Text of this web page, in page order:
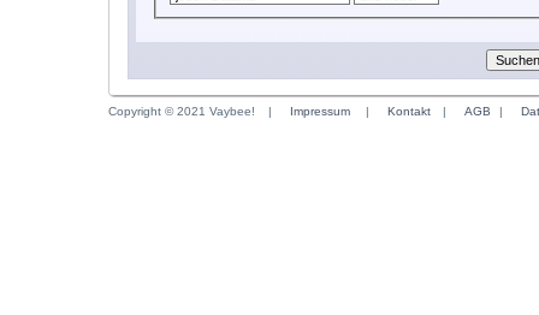
Copyright © 2021 Vaybee! | Impressum | Kontakt | AGB |